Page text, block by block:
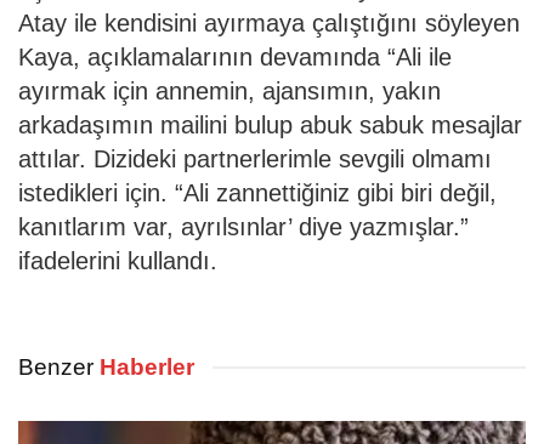
Atay ile kendisini ayırmaya çalıştığını söyleyen
Kaya, açıklamalarının devamında “Ali ile
ayırmak için annemin, ajansımın, yakın
arkadaşımın mailini bulup abuk sabuk mesajlar
attılar. Dizideki partnerlerimle sevgili olmamı
istedikleri için. “Ali zannettiğiniz gibi biri değil,
kanıtlarım var, ayrılsınlar’ diye yazmışlar.”
ifadelerini kullandı.
Benzer Haberler